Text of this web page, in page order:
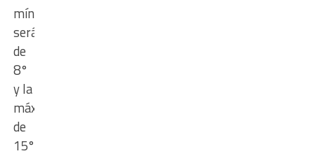
mínima
será
de
8°
y la
máxima
de
15°.